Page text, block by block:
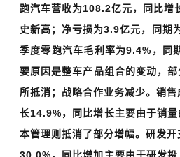
跑汽车营收为108.2亿元，同比增
史新高；净亏损为3.9亿元，同期
季度零跑汽车毛利率为9.4%，同
要原因是整车产品组合的变动，
所抵消；战略合作业务减少。销
长14.9%，同比增长主要由于销
本管理则抵消了部分增幅。研发